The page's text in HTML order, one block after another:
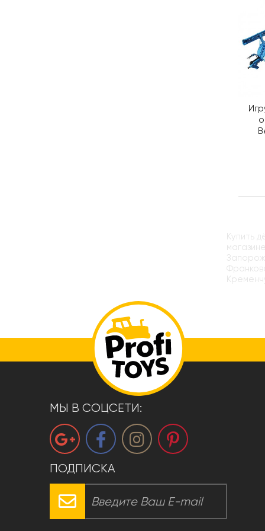
Купить
МЫ В СОЦСЕТИ:
ПОДПИСКА